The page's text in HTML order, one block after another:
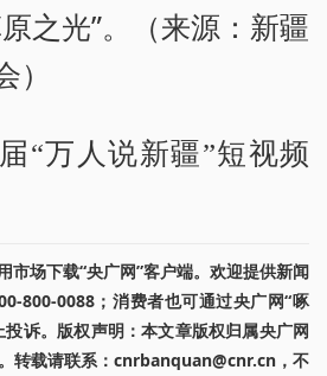
之光”。（来源：新疆
“万人说新疆”短视频
市场下载“央广网”客户端。欢迎提供新闻
800-0088；消费者也可通过央广网“啄
诉。版权声明：本文章版权归属央广网
转载请联系：cnrbanquan@cnr.cn，不